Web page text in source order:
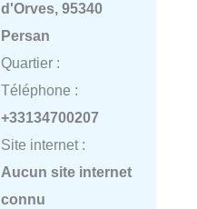
d'Orves, 95340
Persan
Quartier :
Téléphone :
+33134700207
Site internet :
Aucun site internet
connu